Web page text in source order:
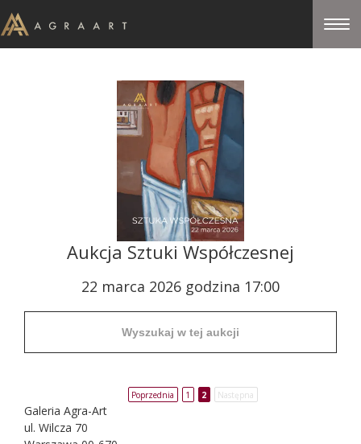
Aukcja Sztuki Współczesnej
22 marca 2026 godzina 17:00
Poprzednia 1 2 Następna
Galeria Agra-Art
ul. Wilcza 70